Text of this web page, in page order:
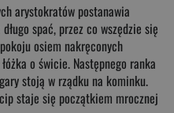
arystokratów postanawia
spać, przez co wszędzie się
osiem nakręconych
o świcie. Następnego ranka
stoją w rządku na kominku.
staje się początkiem mrocznej